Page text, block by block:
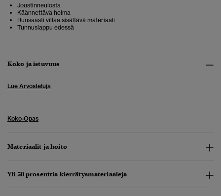
Joustinneulosta
Käännettävä helma
Runsaasti villaa sisältävä materiaali
Tunnuslappu edessä
Koko ja istuvuus
Lue Arvosteluja
Koko-Opas
Materiaalit ja hoito
Yli 50 prosenttia kierrätysmateriaaleja